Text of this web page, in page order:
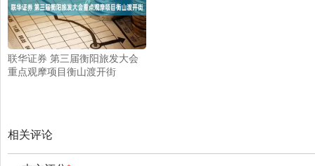
联华证券 第三届衡阳旅发大会
重点观摩项目衡山渡开街
相关评论